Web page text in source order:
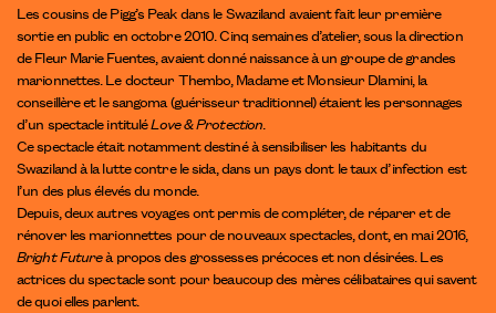
Les cousins de Pigg’s Peak dans le Swaziland avaient fait leur première
sortie en public en octobre 2010. Cinq semaines d’atelier, sous la direction
de Fleur Marie Fuentes, avaient donné naissance à un groupe de grandes
marionnettes. Le docteur Thembo, Madame et Monsieur Dlamini, la
conseillère et le sangoma (guérisseur traditionnel) étaient les personnages
d’un spectacle intituléLove & Protection.
Ce spectacle était notamment destiné à sensibiliser les habitants du
Swaziland à la lutte contre le sida, dans un pays dont le taux d’infection est
l’un des plus élevés du monde.
Depuis, deux autres voyages ont permis de compléter, de réparer et de
rénover les marionnettes pour de nouveaux spectacles, dont, en mai 2016,
Bright Futureà propos des grossesses précoces et non désirées. Les
actrices du spectacle sont pour beaucoup des mères célibataires qui savent
de quoi elles parlent.